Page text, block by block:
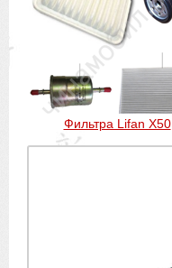
Фильтра Lifan X50